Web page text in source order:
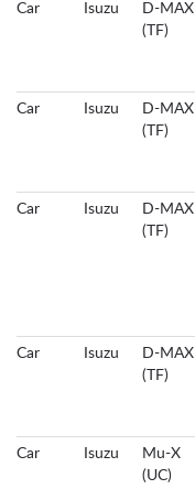
Car Isuzu
D-MAX
(TF)
Car Isuzu
D-MAX
(TF)
Car Isuzu
D-MAX
(TF)
Car Isuzu
D-MAX
(TF)
Car Isuzu
Mu-X
(UC)